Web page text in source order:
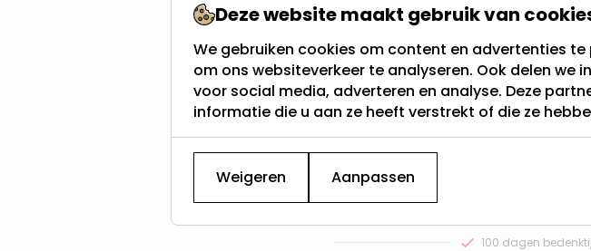
32(40)cm
Hoogte: 32 cm
Geschikt voor binnen
Gemaakt van: Stof
Op voorraad,
Vandaag
verzonden
33,95
Bekijk het product
100 dagen
Deze website maakt gebruik van
We gebruiken cookies om content en advertenties
om ons websiteverkeer te analyseren. Ook delen we
voor social media, adverteren en analyse. Deze
informatie die u aan ze heeft verstrekt of die ze
Weigeren Aanpassen